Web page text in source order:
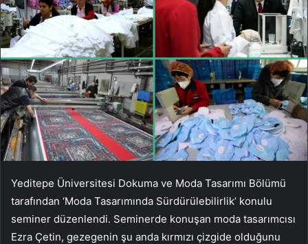
Yeditepe Üniversitesi Dokuma ve Moda Tasarımı Bölümü
tarafından ‘Moda Tasarımında Sürdürülebilirlik’ konulu
seminer düzenlendi. Seminerde konuşan moda tasarımcısı
Ezra Çetin, gezegenin şu anda kırmızı çizgide olduğunu